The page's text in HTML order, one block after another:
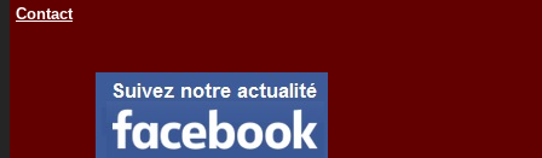
Contact